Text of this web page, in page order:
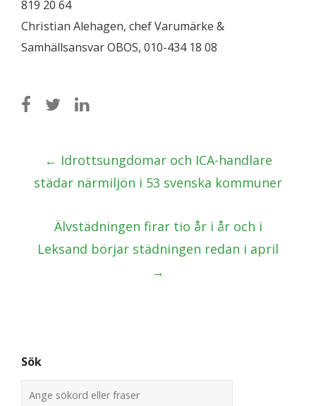
819 20 64
Christian Alehagen, chef Varumärke &
Samhällsansvar OBOS, 010-434 18 08
Post
navigation
← Idrottsungdomar och ICA-handlare
städar närmiljön i 53 svenska kommuner
Älvstäd­ningen firar tio år i år och i
Leksand börjar städningen redan i april
→
Sök